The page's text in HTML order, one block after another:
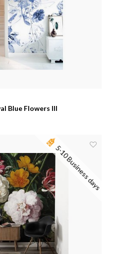
Blue Flowers III
5-10 Business days